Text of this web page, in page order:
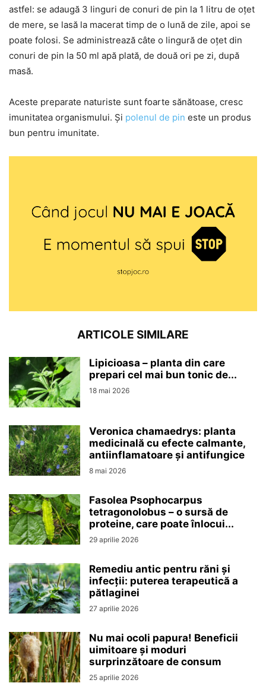
astfel: se adaugă 3 linguri de conuri de pin la 1 litru de oțet
de mere, se lasă la macerat timp de o lună de zile, apoi se
poate folosi. Se administrează câte o lingură de oțet din
conuri de pin la 50 ml apă plată, de două ori pe zi, după
masă.
Aceste preparate naturiste sunt foarte sănătoase, cresc
imunitatea organismului. Și polenul de pin este un produs
bun pentru imunitate.
ARTICOLE SIMILARE
Lipicioasa – planta din care
prepari cel mai bun tonic de...
18 mai 2026
Veronica chamaedrys: planta
medicinală cu efecte calmante,
antiinflamatoare și antifungice
8 mai 2026
Fasolea Psophocarpus
tetragonolobus – o sursă de
proteine, care poate înlocui...
29 aprilie 2026
Remediu antic pentru răni și
infecții: puterea terapeutică a
pătlaginei
27 aprilie 2026
Nu mai ocoli papura! Beneficii
uimitoare și moduri
surprinzătoare de consum
25 aprilie 2026